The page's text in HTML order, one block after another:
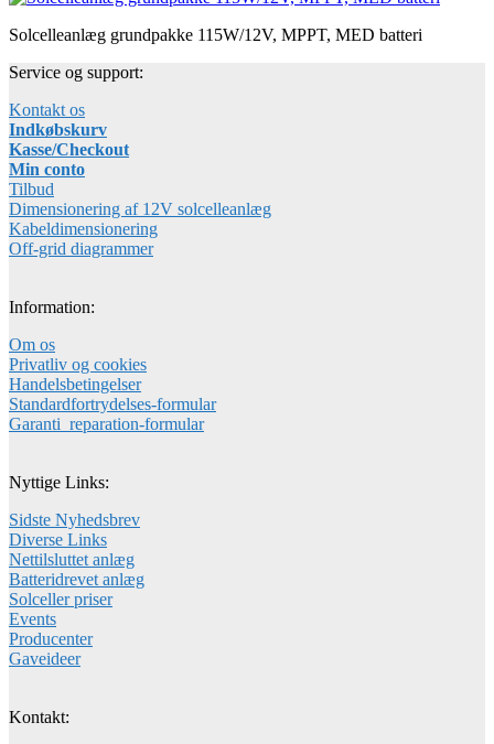
Solcelleanlæg grundpakke 115W/12V, MPPT, MED batteri
Service og support:
Kontakt os
Indkøbskurv
Kasse/Checkout
Min conto
Tilbud
Dimensionering af 12V solcelleanlæg
Kabeldimensionering
Off-grid diagrammer
Information:
Om os
Privatliv og cookies
Handelsbetingelser
Standardfortrydelses-formular
Garanti_reparation-formular
Nyttige Links:
Sidste Nyhedsbrev
Diverse Links
Nettilsluttet anlæg
Batteridrevet anlæg
Solceller priser
Events
Producenter
Gaveideer
Kontakt: